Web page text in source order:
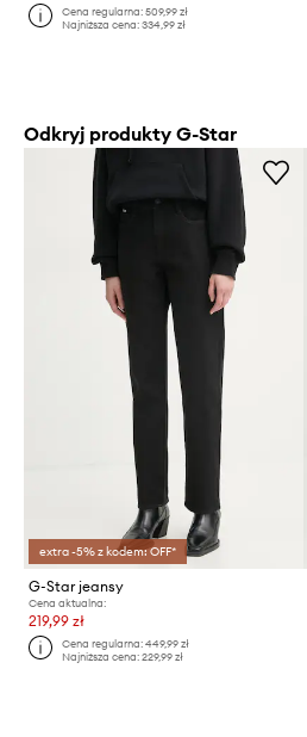
Cena regularna:509,99 zł
Najniższa cena:334,99 zł
Odkryj produkty G-Star
extra -5% z kodem: OFF*
G-Star jeansy
Cena aktualna:
219,99 zł
Cena regularna:449,99 zł
Najniższa cena:229,99 zł